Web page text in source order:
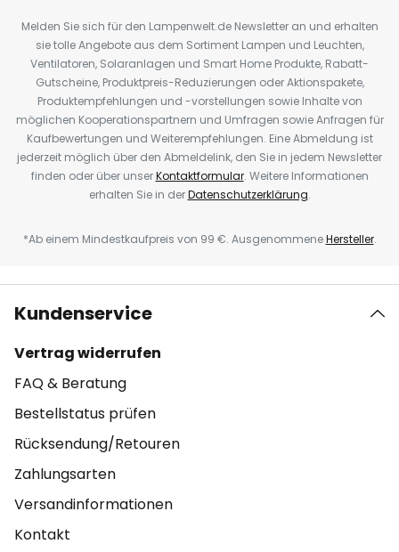
Melden Sie sich für den Lampenwelt.de Newsletter an und erhalten
sie tolle Angebote aus dem Sortiment Lampen und Leuchten,
Ventilatoren, Solaranlagen und Smart Home Produkte, Rabatt-
Gutscheine, Produktpreis-Reduzierungen oder Aktionspakete,
Produktempfehlungen und -vorstellungen sowie Inhalte von
möglichen Kooperationspartnern und Umfragen sowie Anfragen für
Kaufbewertungen und Weiterempfehlungen. Eine Abmeldung ist
jederzeit möglich über den Abmeldelink, den Sie in jedem Newsletter
finden oder über unserKontaktformular. Weitere Informationen
erhalten Sie in derDatenschutzerklärung.
*Ab einem Mindestkaufpreis von 99 €. AusgenommeneHersteller.
Kundenservice
Vertrag widerrufen
FAQ & Beratung
Bestellstatus prüfen
Rücksendung/Retouren
Zahlungsarten
Versandinformationen
Kontakt